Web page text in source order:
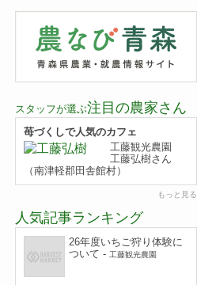
スタッフが選ぶ注目の農家さん
苺づくしで人気のカフェ
工藤観光農園
工藤弘樹さん
（南津軽郡田舎館村）
もっと見る
人気記事ランキング
26年度いちご狩り体験に
ついて - 工藤観光農園